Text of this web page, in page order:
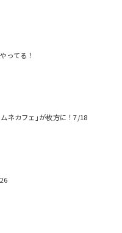
ってる！
ネカフェ｣が枚方に！7/18